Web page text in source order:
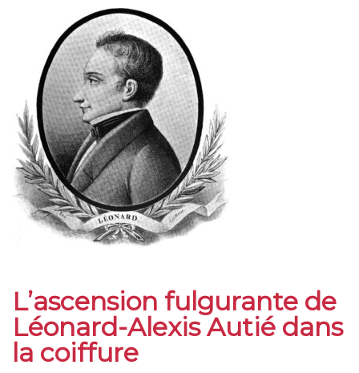
L’ascension fulgurante de
Léonard-Alexis Autié dans
la coiffure